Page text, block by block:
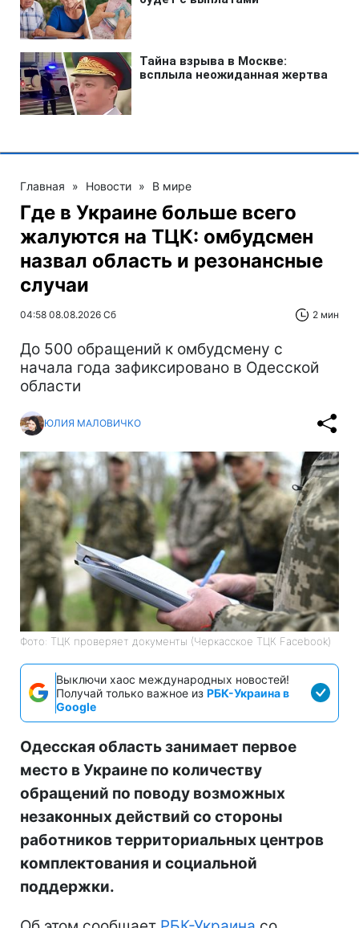
Главная » Новости » В мире
Где в Украине больше всего
жалуются на ТЦК: омбудсмен
назвал область и резонансные
случаи
04:58 08.08.2026 Сб 2 мин
До 500 обращений к омбудсмену с
начала года зафиксировано в Одесской
области
ЮЛИЯ МАЛОВИЧКО
Фото: ТЦК проверяет документы (Черкасское ТЦК Facebook)
Выключи хаос международных новостей!
Получай только важное из РБК-Украина в
Google
Одесская область занимает первое
место в Украине по количеству
обращений по поводу возможных
незаконных действий со стороны
работников территориальных центров
комплектования и социальной
поддержки.